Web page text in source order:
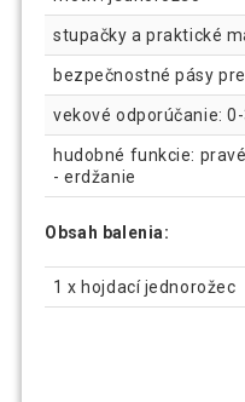
stupačky a praktické
bezpečnostné pásy
vekové odporúčanie:
hudobné funkcie:
- erdžanie
Obsah balenia:
1 x hojdací jednorožec